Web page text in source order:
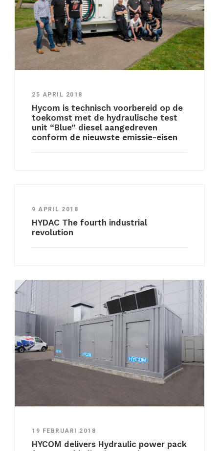
25 APRIL 2018
Hycom is technisch voorbereid op de
toekomst met de hydraulische test
unit “Blue” diesel aangedreven
conform de nieuwste emissie-eisen
9 APRIL 2018
HYDAC The fourth industrial
revolution
19 FEBRUARI 2018
HYCOM delivers Hydraulic power pack